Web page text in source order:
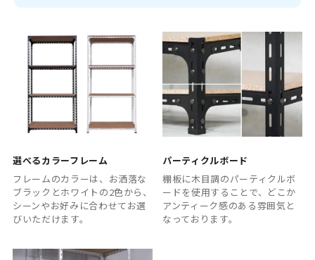
選べるカラーフレーム
フレームのカラーは、お洒落な
ブラックとホワイトの2色から、
シーンやお好みに合わせてお選
びいただけます。
パーティクルボード
棚板に木目調のパーティクルボ
ードを使用することで、どこか
アンティーク感のある雰囲気と
なっております。